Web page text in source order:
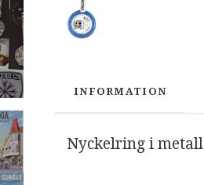
INFORMATION
Nyckelring i metall